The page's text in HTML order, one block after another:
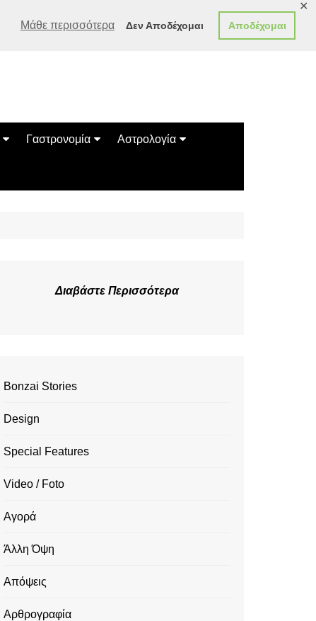
Μάθε περισσότερα Δεν Αποδέχομαι Αποδέχομαι
✕
Γαστρονομία
Συνταγές
Αστρολογία
Κινέζικο Ωροσκόπιο
Διαβάστε Περισσότερα
Bonzai Stories
Design
Special Features
Video / Foto
Αγορά
Άλλη Όψη
Απόψεις
Αρθρογραφία